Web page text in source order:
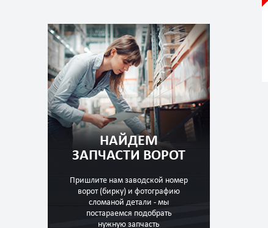
НАЙДЕМ
ЗАПЧАСТИ ВОРОТ
Пришлите нам заводской номер
ворот (бирку) и фотографию
сломаной детали - мы
постараемся подобрать
нужную запчасть